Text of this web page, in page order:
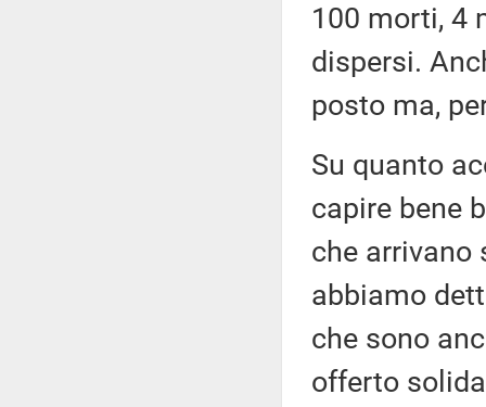
100 morti, 4
dispersi.
posto ma,
Su quanto
capire bene
che arrivano
abbiamo
che sono
offerto